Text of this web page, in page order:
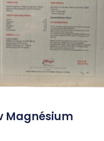
Magnésium